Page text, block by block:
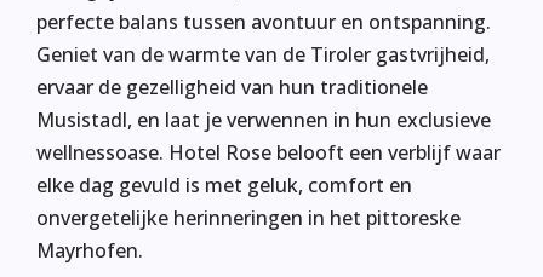
perfecte balans tussen avontuur en ontspanning.
Geniet van de warmte van de Tiroler gastvrijheid,
ervaar de gezelligheid van hun traditionele
Musistadl, en laat je verwennen in hun exclusieve
wellnessoase. Hotel Rose belooft een verblijf waar
elke dag gevuld is met geluk, comfort en
onvergetelijke herinneringen in het pittoreske
Mayrhofen.